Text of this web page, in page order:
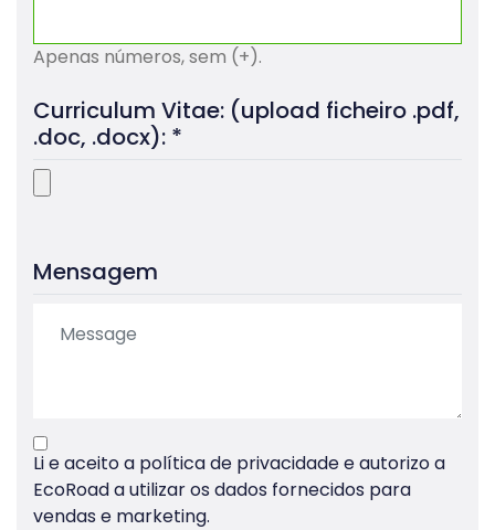
Apenas números, sem (+).
Curriculum Vitae: (upload ficheiro .pdf,
.doc, .docx): *
Mensagem
Li e aceitoa política de privacidadee autorizo a
EcoRoad a utilizar os dados fornecidos para
vendas e marketing.